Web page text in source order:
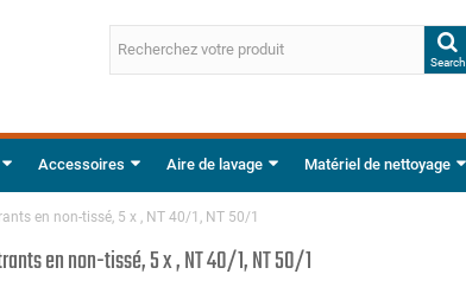
Search
Accessoires Aire de lavage Matériel de nettoyage
en non-tissé, 5 x , NT 40/1, NT 50/1
en non-tissé, 5 x , NT 40/1, NT 50/1